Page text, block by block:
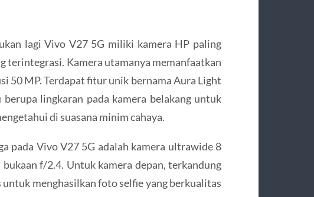
lagi Vivo V27 5G miliki kamera HP paling
terintegrasi. Kamera utamanya memanfaatkan
50 MP. Terdapat fitur unik bernama Aura Light
lingkaran pada kamera belakang untuk
di suasana minim cahaya.
pada Vivo V27 5G adalah kamera ultrawide 8
f/2.4. Untuk kamera depan, terkandung
menghasilkan foto selfie yang berkualitas